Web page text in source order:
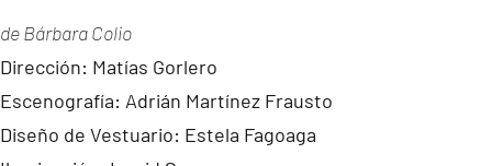
de Bárbara Colio
Dirección: Matías Gorlero
Escenografía: Adrián Martínez Frausto
Diseño de Vestuario: Estela Fagoaga